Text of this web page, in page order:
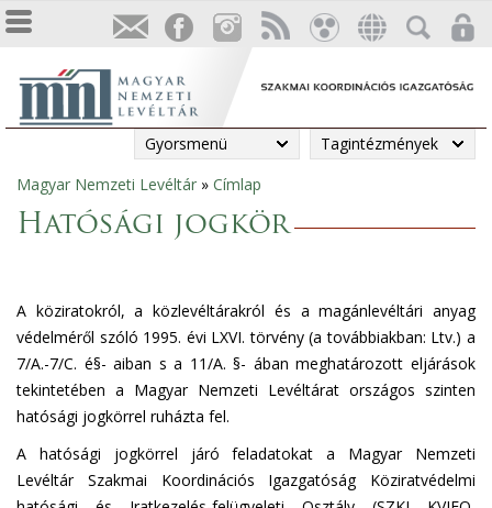
Gyorsmenü Tagintézmények
Jelenlegi
hely
Magyar Nemzeti Levéltár » Címlap
Hatósági jogkör
A köziratokról, a közlevéltárakról és a magánlevéltári anyag
védelméről szóló 1995. évi LXVI. törvény (a továbbiakban: Ltv.) a
7/A.-7/C. é§- aiban s a 11/A. §- ában meghatározott eljárások
tekintetében a Magyar Nemzeti Levéltárat országos szinten
hatósági jogkörrel ruházta fel.
A hatósági jogkörrel járó feladatokat a Magyar Nemzeti
Levéltár Szakmai Koordinációs Igazgatóság Köziratvédelmi